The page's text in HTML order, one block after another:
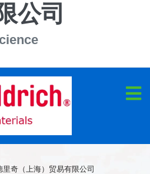
公司
奇（上海）贸易有限公司